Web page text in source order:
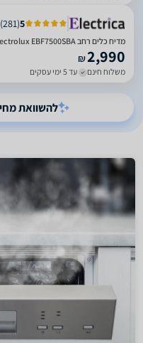
5
(
281
)
מדיח כלים ‏רחב Electrolux EBF7500SBA אלקטרולוקס
₪2,990
משלוח חינם עד 5 ימי עסקים
להשוואת מחירים ב-12